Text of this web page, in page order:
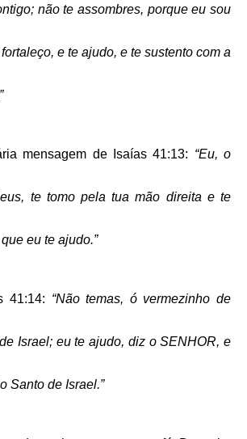
não te assombres, porque eu sou
e te ajudo, e te sustento com a
mensagem de Isaías 41:13: “Eu, o
te tomo pela tua mão direita e te
eu te ajudo.”
41:14: “Não temas, ó vermezinho de
Israel; eu te ajudo, diz o SENHOR, e
Santo de Israel.”